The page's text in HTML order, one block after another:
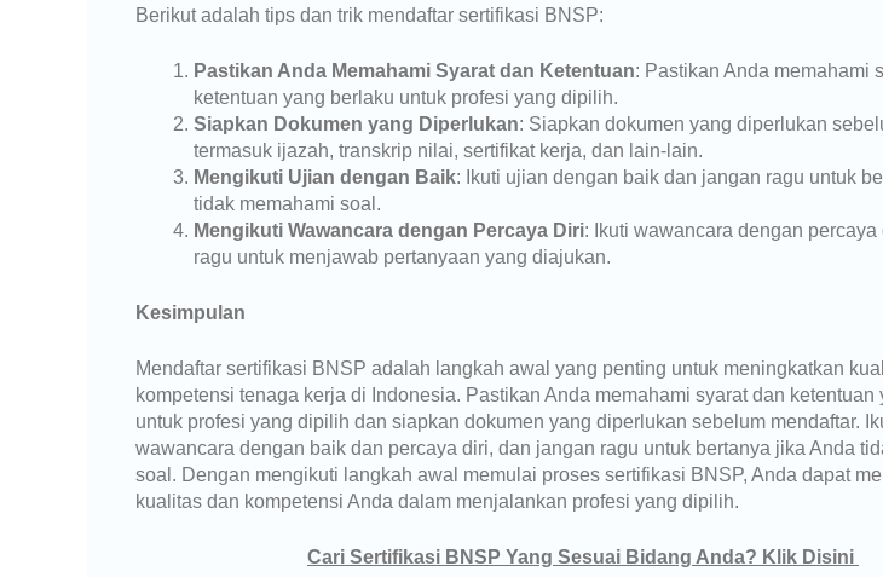
Berikut adalah tips dan trik mendaftar sertifikasi BNSP:
Pastikan Anda Memahami Syarat dan Ketentuan: Pastikan Anda memahami
ketentuan yang berlaku untuk profesi yang dipilih.
Siapkan Dokumen yang Diperlukan: Siapkan dokumen yang diperlukan
termasuk ijazah, transkrip nilai, sertifikat kerja, dan lain-lain.
Mengikuti Ujian dengan Baik: Ikuti ujian dengan baik dan jangan ragu untuk
tidak memahami soal.
Mengikuti Wawancara dengan Percaya Diri: Ikuti wawancara dengan
ragu untuk menjawab pertanyaan yang diajukan.
Kesimpulan
Mendaftar sertifikasi BNSP adalah langkah awal yang penting untuk meningkatkan
kompetensi tenaga kerja di Indonesia. Pastikan Anda memahami syarat dan ketentuan
untuk profesi yang dipilih dan siapkan dokumen yang diperlukan sebelum mendaftar.
wawancara dengan baik dan percaya diri, dan jangan ragu untuk bertanya jika Anda
soal. Dengan mengikuti langkah awal memulai proses sertifikasi BNSP, Anda dapat
kualitas dan kompetensi Anda dalam menjalankan profesi yang dipilih.
Cari Sertifikasi BNSP Yang Sesuai Bidang Anda? Klik Disini